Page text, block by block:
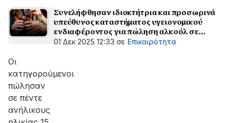
Συνελήφθησαν ιδιοκτήτρια και προσωρινά
υπεύθυνος καταστήματος υγειονομικού
ενδιαφέροντος για πώληση αλκοόλ σε
ανηλίκους
01 Δεκ 2025 12:33 σε Επικαιρότητα
Οι
κατηγορούμενοι
πώλησαν
σε πέντε
ανήλικους